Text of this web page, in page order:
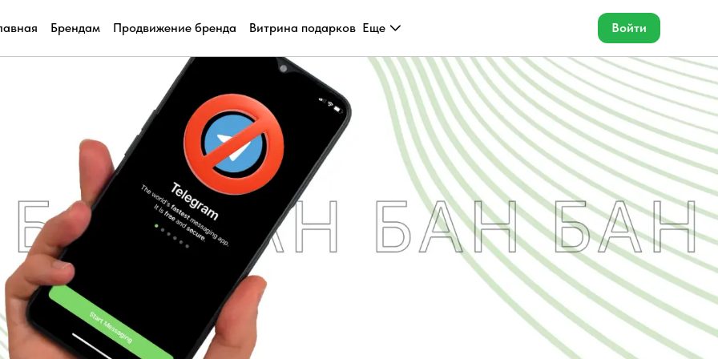
Брендам Продвижение бренда Витрина подарков Еще Войти